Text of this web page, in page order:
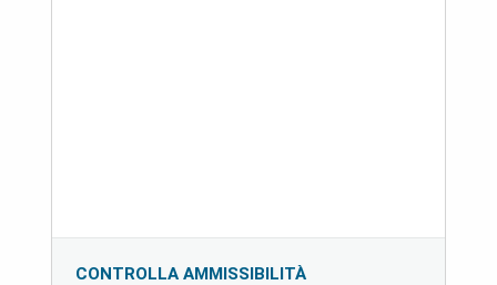
CONTROLLA AMMISSIBILITÀ